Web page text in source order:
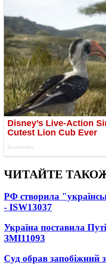
ЧИТАЙТЕ
РФ створила
- ISW13037
Україна поставила
ЗМІ11093
Суд обрав запобіжний